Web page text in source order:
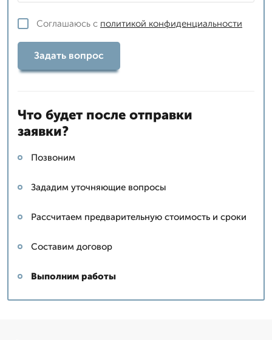
Соглашаюсь с политикой конфиденциальности
Задать вопрос
Что будет после отправки
заявки?
Позвоним
Зададим уточняющие вопросы
Рассчитаем предварительную стоимость и сроки
Составим договор
Выполним работы